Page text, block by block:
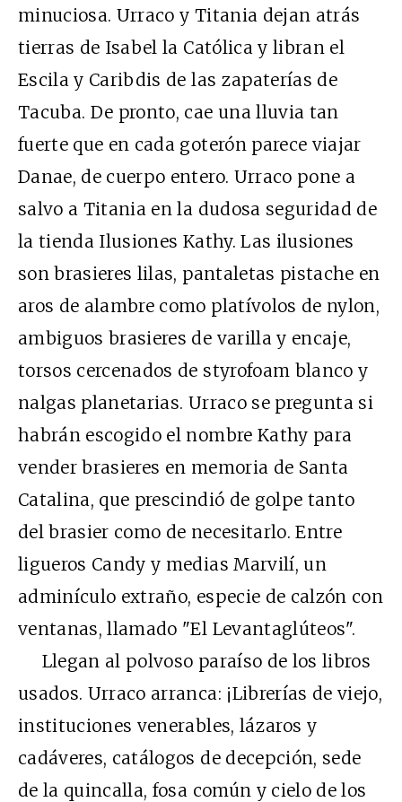
minuciosa. Urraco y Titania dejan atrás
tierras de Isabel la Católica y libran el
Escila y Caribdis de las zapaterías de
Tacuba. De pronto, cae una lluvia tan
fuerte que en cada goterón parece viajar
Danae, de cuerpo entero. Urraco pone a
salvo a Titania en la dudosa seguridad de
la tienda Ilusiones Kathy. Las ilusiones
son brasieres lilas, pantaletas pistache en
aros de alambre como platívolos de nylon,
ambiguos brasieres de varilla y encaje,
torsos cercenados de styrofoam blanco y
nalgas planetarias. Urraco se pregunta si
habrán escogido el nombre Kathy para
vender brasieres en memoria de Santa
Catalina, que prescindió de golpe tanto
del brasier como de necesitarlo. Entre
ligueros Candy y medias Marvilí, un
adminículo extraño, especie de calzón con
ventanas, llamado "El Levantaglúteos".
Llegan al polvoso paraíso de los libros
usados. Urraco arranca: ¡Librerías de viejo,
instituciones venerables, lázaros y
cadáveres, catálogos de decepción, sede
de la quincalla, fosa común y cielo de los